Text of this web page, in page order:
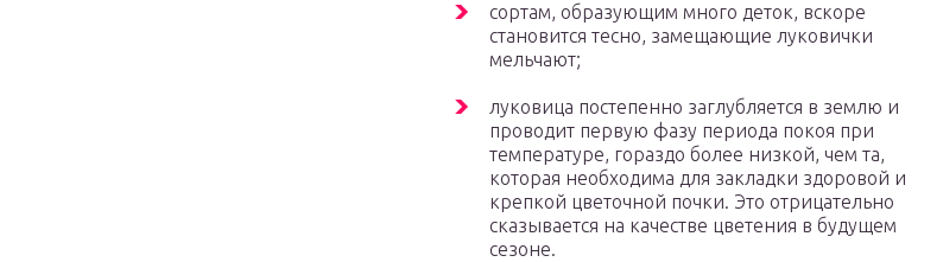
сортам, образующим много деток, вскоре
становится тесно, замещающие луковички
мельчают;
луковица постепенно заглубляется в землю и
проводит первую фазу периода покоя при
температуре, гораздо более низкой, чем та,
которая необходима для закладки здоровой и
крепкой цветочной почки. Это отрицательно
сказывается на качестве цветения в будущем
сезоне.